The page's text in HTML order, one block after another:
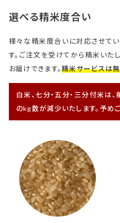
選べる精米度合い
様々な精米度合いに対応させて
す。ご注文を受けてから精米いた
お届けできます。精米サービスは無
白米、七分・五分・三分付米は
のkg数が減少いたします。予め